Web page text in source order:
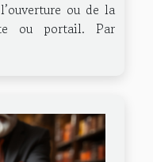
ou de la
ou portail. Par